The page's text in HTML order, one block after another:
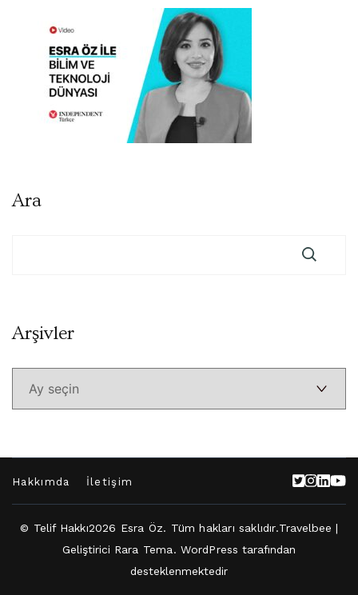
Ara
ArşivlerArşivler
Hakkımda İletişim
© Telif Hakkı2026 Esra Öz. Tüm hakları saklıdır.Travelbee |
Geliştirici Rara Tema. WordPress tarafından
desteklenmektedir